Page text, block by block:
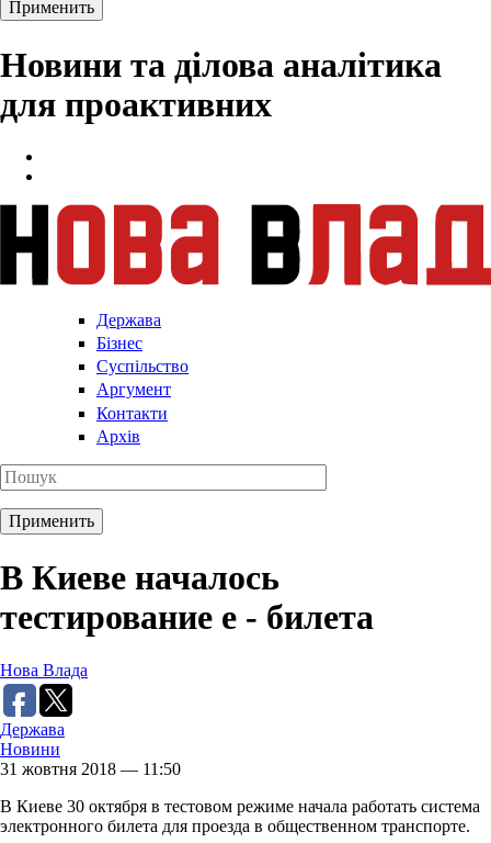
Новини та ділова аналітика
для проактивних
Держава
Бізнес
Суспільство
Аргумент
Контакти
Архів
В Киеве началось
тестирование е - билета
Нова Влада
Держава
Новини
31 жовтня 2018 — 11:50
В Киеве 30 октября в тестовом режиме начала работать система
электронного билета для проезда в общественном транспорте.